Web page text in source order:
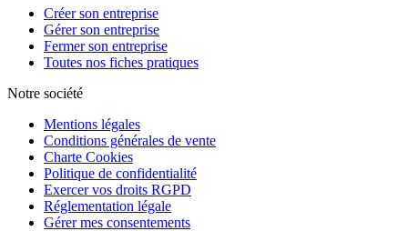
Créer son entreprise
Gérer son entreprise
Fermer son entreprise
Toutes nos fiches pratiques
Notre société
Mentions légales
Conditions générales de vente
Charte Cookies
Politique de confidentialité
Exercer vos droits RGPD
Réglementation légale
Gérer mes consentements